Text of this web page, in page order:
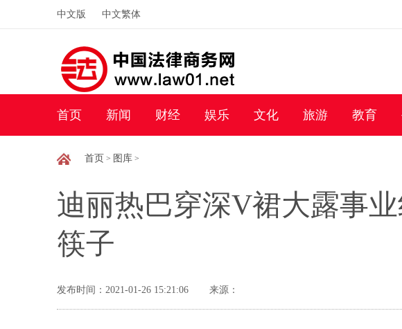
中文版 中文繁体
首页 新闻 财经 娱乐 文化 旅游 教育
首页 > 图库 >
迪丽热巴穿深V裙大露事
筷子
发布时间：2021-01-26 15:21:06 来源：